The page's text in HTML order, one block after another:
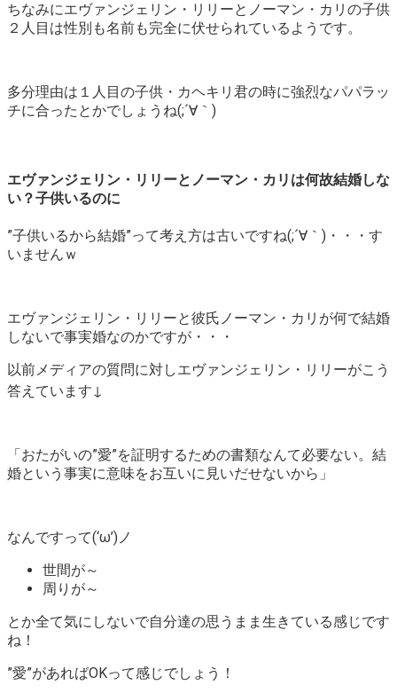
ちなみにエヴァンジェリン・リリーとノーマン・カリの子供
２人目は性別も名前も完全に伏せられているようです。
多分理由は１人目の子供・カヘキリ君の時に強烈なパパラッ
チに合ったとかでしょうね(;´∀｀)
エヴァンジェリン・リリーとノーマン・カリは何故結婚しな
い？子供いるのに
”子供いるから結婚”って考え方は古いですね(;´∀｀)・・・す
いませんｗ
エヴァンジェリン・リリーと彼氏ノーマン・カリが何で結婚
しないで事実婚なのかですが・・・
以前メディアの質問に対しエヴァンジェリン・リリーがこう
答えています↓
「おたがいの”愛”を証明するための書類なんて必要ない。結
婚という事実に意味をお互いに見いだせないから」
なんですって(‘ω’)ノ
世間が～
周りが～
とか全て気にしないで自分達の思うまま生きている感じです
ね！
”愛”があればOKって感じでしょう！